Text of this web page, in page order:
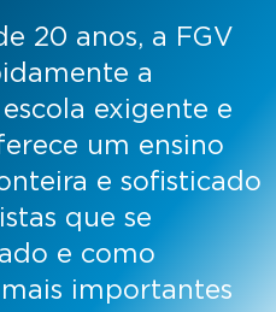
20 anos, a FGV
a
exigente e
um ensino
e sofisticado
que se
e como
importantes